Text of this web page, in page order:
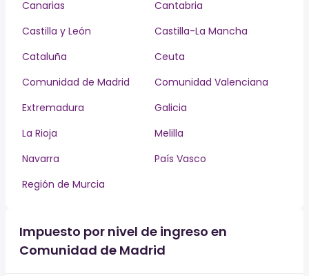
Canarias
Cantabria
Castilla y León
Castilla-La Mancha
Cataluña
Ceuta
Comunidad de Madrid
Comunidad Valenciana
Extremadura
Galicia
La Rioja
Melilla
Navarra
País Vasco
Región de Murcia
Impuesto por nivel de ingreso en
Comunidad de Madrid